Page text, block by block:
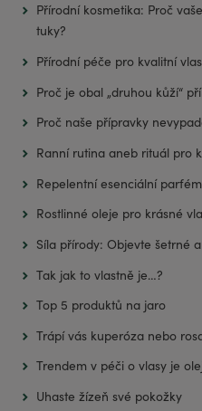
Přírodní kosmetika: Proč
tuky?
Přírodní péče pro kvalitní
Proč je obal „druhou kůží“
Proč naše přípravky
Ranní rutina aneb rituál pro
Repelentní esenciální
Rostlinné oleje pro krásné
Síla přírody: Objevte šetrné
Tak jak to vlastně je…?
Top 5 produktů na jaro
Trápí vás kuperóza nebo
Trendem v péči o vlasy je
Uhaste žízeň své pokožky